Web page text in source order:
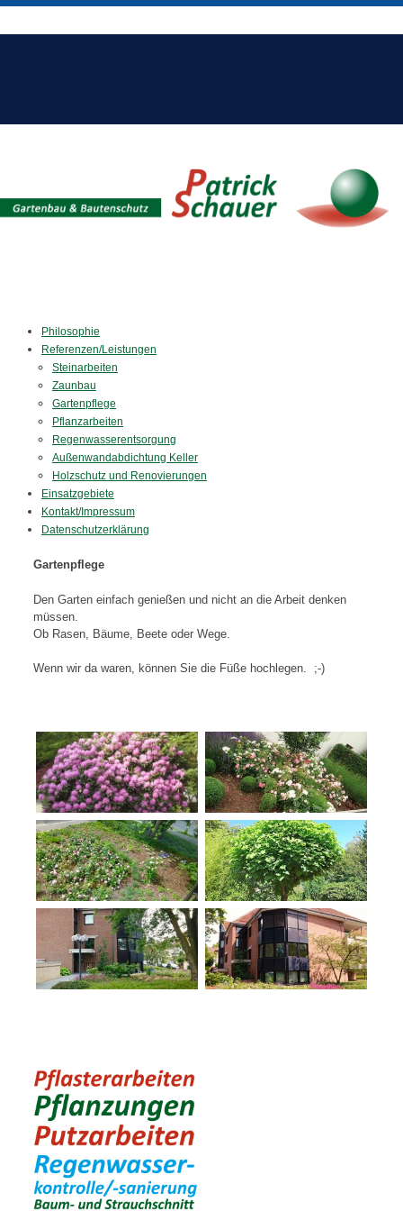
Philosophie
Referenzen/Leistungen
Steinarbeiten
Zaunbau
Gartenpflege
Pflanzarbeiten
Regenwasserentsorgung
Außenwandabdichtung Keller
Holzschutz und Renovierungen
Einsatzgebiete
Kontakt/Impressum
Datenschutzerklärung
Gartenpflege
Den Garten einfach genießen und nicht an die Arbeit denken
müssen.
Ob Rasen, Bäume, Beete oder Wege.
Wenn wir da waren, können Sie die Füße hochlegen. ;-)